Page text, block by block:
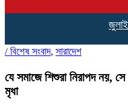
জুলাই
/ বিশেষ সংবাদ, সারাদেশ
যে সমাজে শিশুরা নিরাপদ নয়,
মৃধা